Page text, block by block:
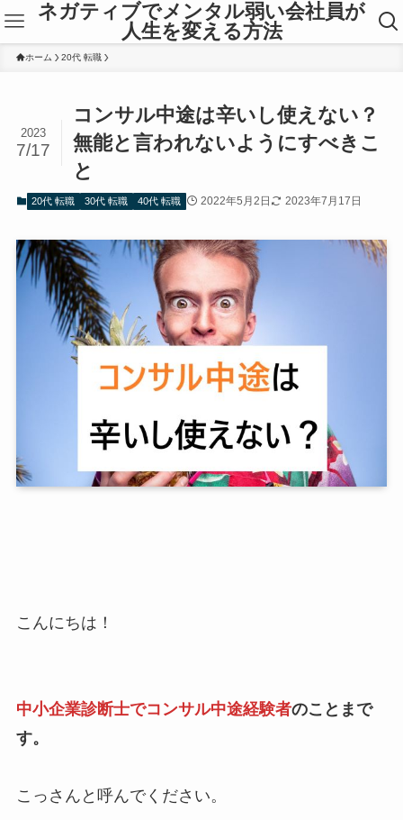
ネガティブでメンタル弱い会社員が
人生を変える方法
ホーム 20代 転職
コンサル中途は辛いし使えない？
無能と言われないようにすべきこ
と
2023
7/17
20代 転職 30代 転職 40代 転職 2022年5月2日 2023年7月17日
こんにちは！
中小企業診断士でコンサル中途経験者のことまで
す。
こっさんと呼んでください。